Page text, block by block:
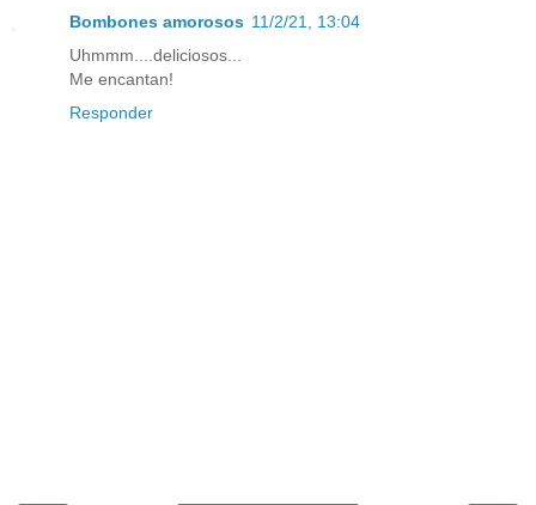
Bombones amorosos 11/2/21, 13:04
Uhmmm....deliciosos...
Me encantan!
Responder